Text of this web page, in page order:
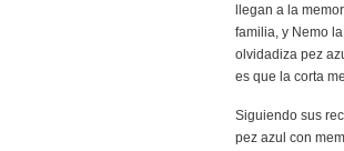
llegan a la
familia, y Nemo
olvidadiza pez
es que la corta
Siguiendo sus
pez azul con